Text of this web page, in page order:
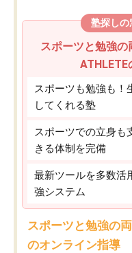
塾探しの
スポーツと勉強
ATHLETE
スポーツも勉強も！
してくれる塾
スポーツでの立身も
きる体制を完備
最新ツールを多数活
強システム
スポーツと勉強の
のオンライン指導